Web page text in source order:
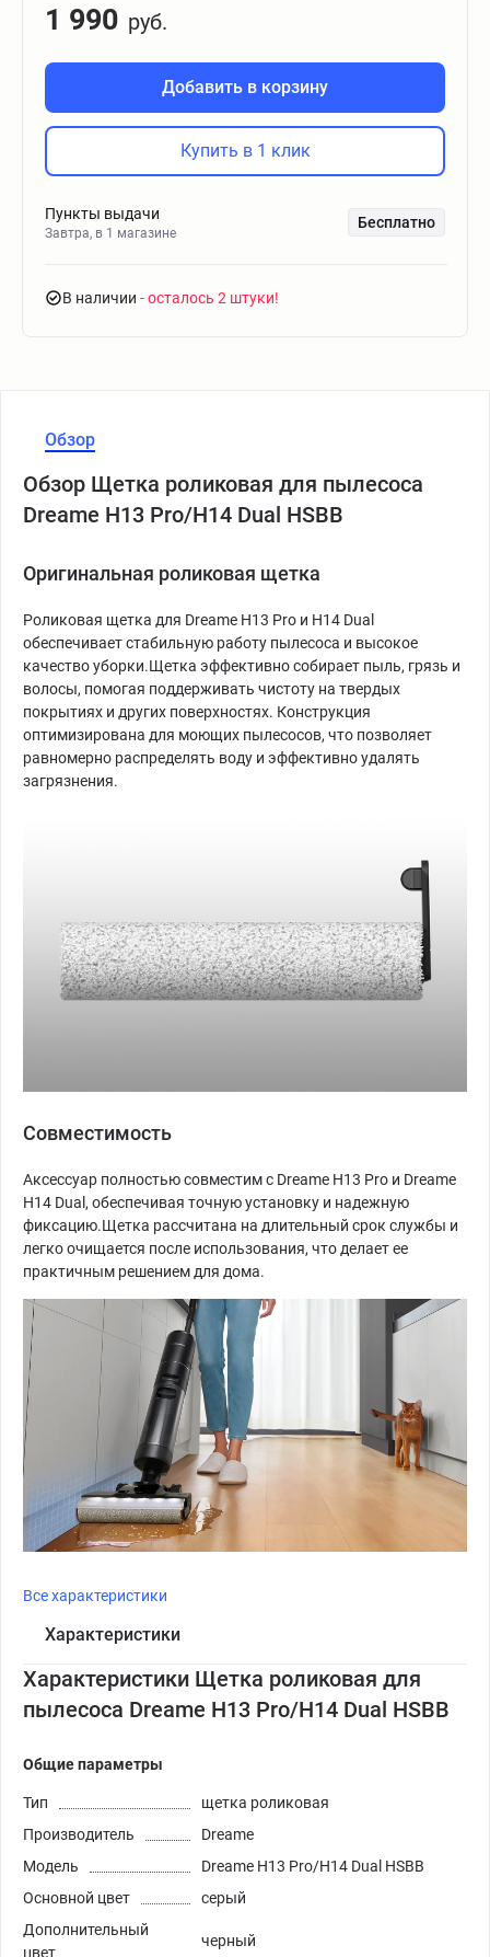
1 990 руб.
Добавить в корзину
Купить в 1 клик
Пункты выдачи
Завтра, в 1 магазине
Бесплатно
В наличии - осталось 2 штуки
Обзор
Обзор Щетка роликовая для пылесоса
Dreame H13 Pro/H14 Dual HSBB
Оригинальная роликовая щетка
Роликовая щетка для Dreame H13 Pro и H14 Dual
обеспечивает стабильную работу пылесоса и высокое
качество уборки.Щетка эффективно собирает пыль, грязь и
волосы, помогая поддерживать чистоту на твердых
покрытиях и других поверхностях. Конструкция
оптимизирована для моющих пылесосов, что позволяет
равномерно распределять воду и эффективно удалять
загрязнения.
Совместимость
Аксессуар полностью совместим с Dreame H13 Pro и Dreame
H14 Dual, обеспечивая точную установку и надежную
фиксацию.Щетка рассчитана на длительный срок службы и
легко очищается после использования, что делает ее
практичным решением для дома.
Все характеристики
Характеристики
Характеристики Щетка роликовая для
пылесоса Dreame H13 Pro/H14 Dual HSBB
Общие параметры
Тип
щетка роликовая
Производитель
Dreame
Модель
Dreame H13 Pro/H14 Dual HSBB
Основной цвет
серый
Дополнительный
цвет
черный